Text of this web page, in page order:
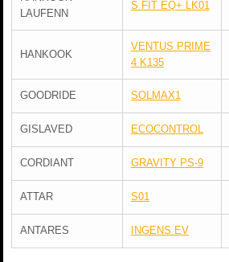
LAUFENN
S FIT EQ+ LK01
HANKOOK
VENTUS PRIME
4 K135
GOODRIDE SOLMAX1
GISLAVED ECOCONTROL
CORDIANT GRAVITY PS-9
ATTAR S01
ANTARES INGENS EV